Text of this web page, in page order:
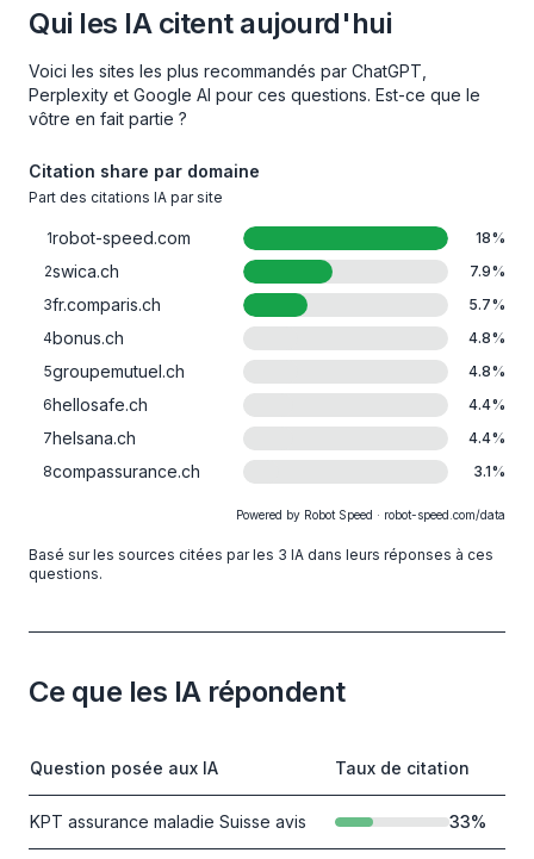
Qui les IA citent aujourd'hui
Voici les sites les plus recommandés par ChatGPT,
Perplexity et Google AI pour ces questions. Est-ce que le
vôtre en fait partie ?
Citation share par domaine
Part des citations IA par site
1robot-speed.com 18%
2swica.ch 7.9%
3fr.comparis.ch 5.7%
4bonus.ch 4.8%
5groupemutuel.ch 4.8%
6hellosafe.ch 4.4%
7helsana.ch 4.4%
8compassurance.ch 3.1%
Powered by Robot Speed · robot-speed.com/data
Basé sur les sources citées par les 3 IA dans leurs réponses à ces
questions.
Ce que les IA répondent
Question posée aux IA Taux de citation
KPT assurance maladie Suisse avis 33%